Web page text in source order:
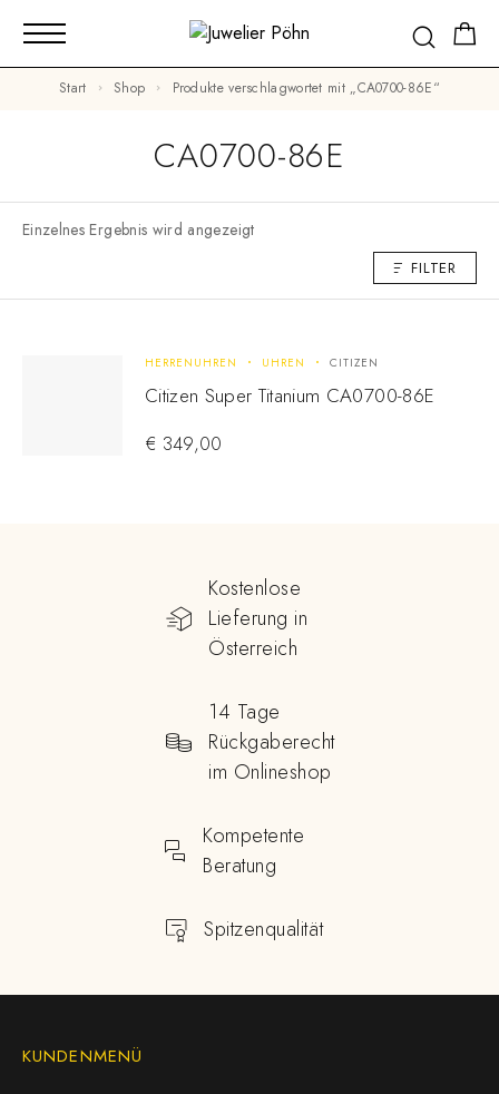
Start Shop Produkte verschlagwortet mit „CA0700-86E“
CA0700-86E
Einzelnes Ergebnis wird angezeigt
FILTER
HERRENUHREN UHREN CITIZEN
Citizen Super Titanium CA0700-86E
€ 349,00
Kostenlose
Lieferung in
Österreich
14 Tage
Rückgaberecht
im Onlineshop
Kompetente
Beratung
Spitzenqualität
KUNDENMENÜ